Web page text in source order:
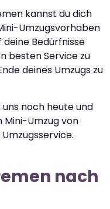
kannst du dich
Umzugsvorhaben
Bedürfnisse
besten Service zu
deines Umzugs zu
noch heute und
Mini-Umzug von
nach